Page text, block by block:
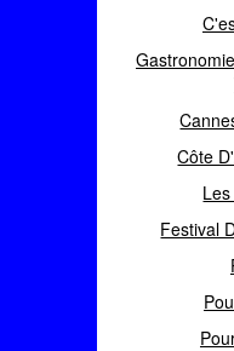
Côte
Festival